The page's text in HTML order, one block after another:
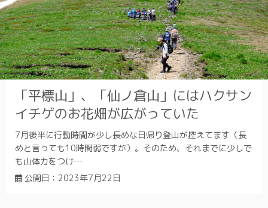
「平標山」、「仙ノ倉山」にはハクサン
イチゲのお花畑が広がっていた
7月後半に行動時間が少し長めな日帰り登山が控えてます（長
めと言っても10時間弱ですが）。そのため、それまでに少しで
も山体力をつけ…
公開日： 2023年7月22日